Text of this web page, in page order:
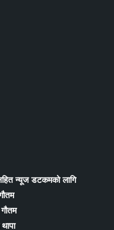
न्यूज डटकमको लागि